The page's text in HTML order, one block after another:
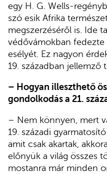
egy H. G. Wells-
szó esik Afrika
megszerzéséről is. Ide
védővámokban fedezte
esélyét. Ez nagyon
19. században jellemző
– Hogyan illeszthető
gondolkodás a 21.
– Nem könnyen, mert
19. századi
amit csak akartak,
előnyük a világ összes
mostanra már minden